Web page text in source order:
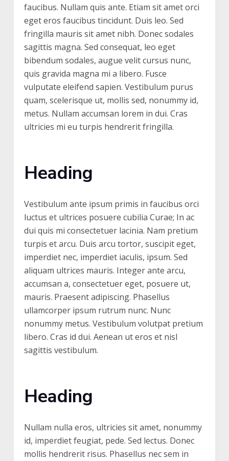
faucibus. Nullam quis ante. Etiam sit amet orci
eget eros faucibus tincidunt. Duis leo. Sed
fringilla mauris sit amet nibh. Donec sodales
sagittis magna. Sed consequat, leo eget
bibendum sodales, augue velit cursus nunc,
quis gravida magna mi a libero. Fusce
vulputate eleifend sapien. Vestibulum purus
quam, scelerisque ut, mollis sed, nonummy id,
metus. Nullam accumsan lorem in dui. Cras
ultricies mi eu turpis hendrerit fringilla.
Heading
Vestibulum ante ipsum primis in faucibus orci
luctus et ultrices posuere cubilia Curae; In ac
dui quis mi consectetuer lacinia. Nam pretium
turpis et arcu. Duis arcu tortor, suscipit eget,
imperdiet nec, imperdiet iaculis, ipsum. Sed
aliquam ultrices mauris. Integer ante arcu,
accumsan a, consectetuer eget, posuere ut,
mauris. Praesent adipiscing. Phasellus
ullamcorper ipsum rutrum nunc. Nunc
nonummy metus. Vestibulum volutpat pretium
libero. Cras id dui. Aenean ut eros et nisl
sagittis vestibulum.
Heading
Nullam nulla eros, ultricies sit amet, nonummy
id, imperdiet feugiat, pede. Sed lectus. Donec
mollis hendrerit risus. Phasellus nec sem in